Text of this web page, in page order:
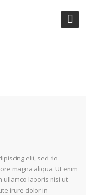
elit, sed do
magna aliqua. Ut enim
ullamco laboris nisi ut
irure dolor in